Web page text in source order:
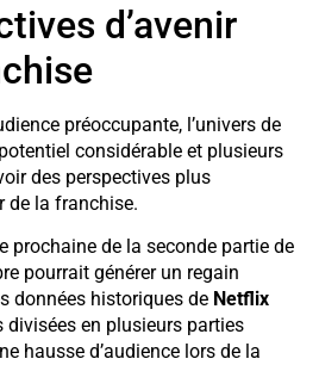
d’avenir
préoccupante, l’univers de
considérable et plusieurs
des perspectives plus
de la franchise.
prochaine de la seconde partie de
pourrait générer un regain
données historiques de Netflix
divisées en plusieurs parties
hausse d’audience lors de la